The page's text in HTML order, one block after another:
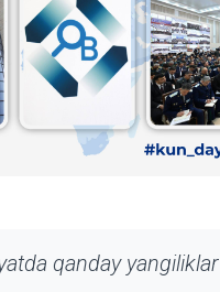
qanday yangiliklar